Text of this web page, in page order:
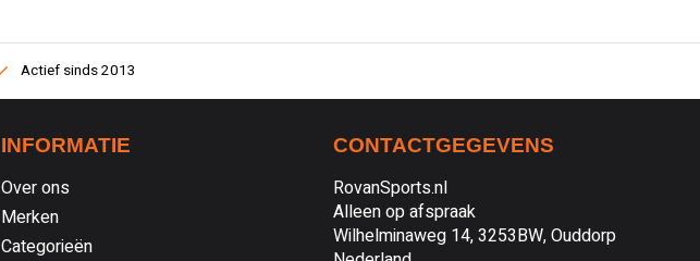
Actief sinds 2013
INFORMATIE
Over ons
Merken
Categorieën
CONTACTGEGEVENS
RovanSports.nl
Alleen op afspraak
Wilhelminaweg 14, 3253BW, Ouddorp